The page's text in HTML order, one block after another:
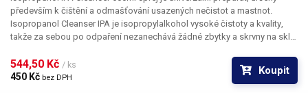
především k čištění a odmašťování usazených nečistot a mastnot.
Isopropanol Cleanser IPA je isopropylalkohol vysoké čistoty a kvality,
takže za sebou po odpaření nezanechává žádné zbytky a skrvny na skle
optických přístrojů, optických disků CD a DVD, magnetických hlav - VHS
a disketových mechanik, pohonů disků, čištění desek plošných spojů
544,50 Kč / ks
450 Kč bez DPH
Koupit